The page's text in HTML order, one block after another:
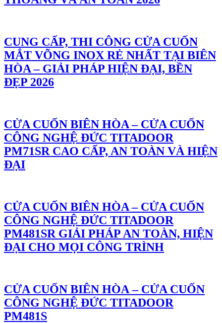
CUNG CẤP, THI CÔNG CỬA CUỐN
MẮT VÕNG INOX RẺ NHẤT TẠI BIÊN
HÒA – GIẢI PHÁP HIỆN ĐẠI, BỀN
ĐẸP 2026
CỬA CUỐN BIÊN HÒA – CỬA CUỐN
CÔNG NGHỆ ĐỨC TITADOOR
PM71SR CAO CẤP, AN TOÀN VÀ HIỆN
ĐẠI
CỬA CUỐN BIÊN HÒA – CỬA CUỐN
CÔNG NGHỆ ĐỨC TITADOOR
PM481SR GIẢI PHÁP AN TOÀN, HIỆN
ĐẠI CHO MỌI CÔNG TRÌNH
CỬA CUỐN BIÊN HÒA – CỬA CUỐN
CÔNG NGHỆ ĐỨC TITADOOR
PM481S